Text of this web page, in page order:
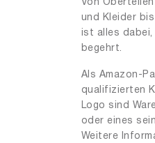
Von
und Kleider
ist alles dabei,
begehrt.
Als Amazon-
qualifizierten
Logo sind
oder eines
Weitere